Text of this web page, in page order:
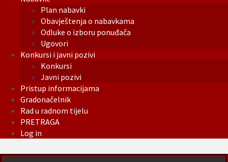
Plan nabavki
Obavještenja o nabavkama
Odluke o izboru ponuđača
Ugovori
Konkursi i javni pozivi
Konkursi
Javni pozivi
Pristup informacijama
Gradonačelnik
Rad u radnom tijelu
PRETRAGA
Log in